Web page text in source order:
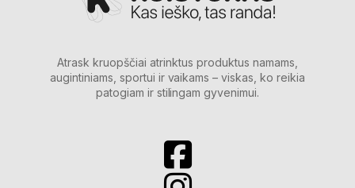
Atrask kruopščiai atrinktus produktus namams,
augintiniams, sportui ir vaikams – viskas, ko reikia
patogiam ir stilingam gyvenimui.